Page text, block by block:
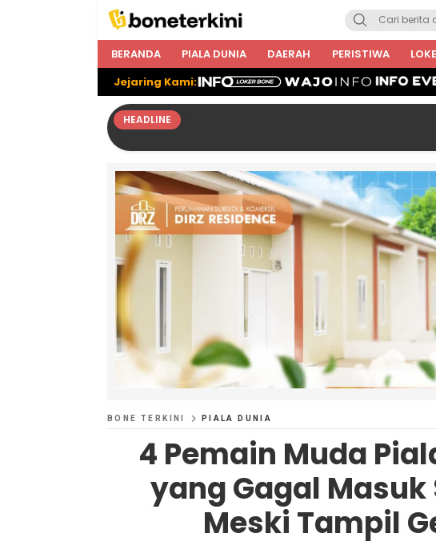
BERANDA PIALA DUNIA DAERAH PERISTIWA
Jejaring Kami:
HEADLINE
BONE TERKINI PIALA DUNIA
4 Pemain Muda
yang Gagal Masuk
Meski Tampil